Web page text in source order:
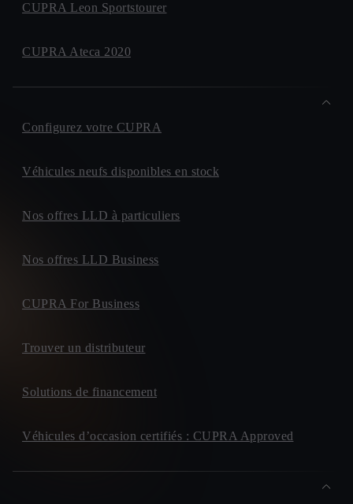
CUPRA Leon Sportstourer
CUPRA Ateca 2020
Configurez votre CUPRA
Véhicules neufs disponibles en stock
Nos offres LLD à particuliers
Nos offres LLD Business
CUPRA For Business
Trouver un distributeur
Solutions de financement
Véhicules d’occasion certifiés : CUPRA Approved